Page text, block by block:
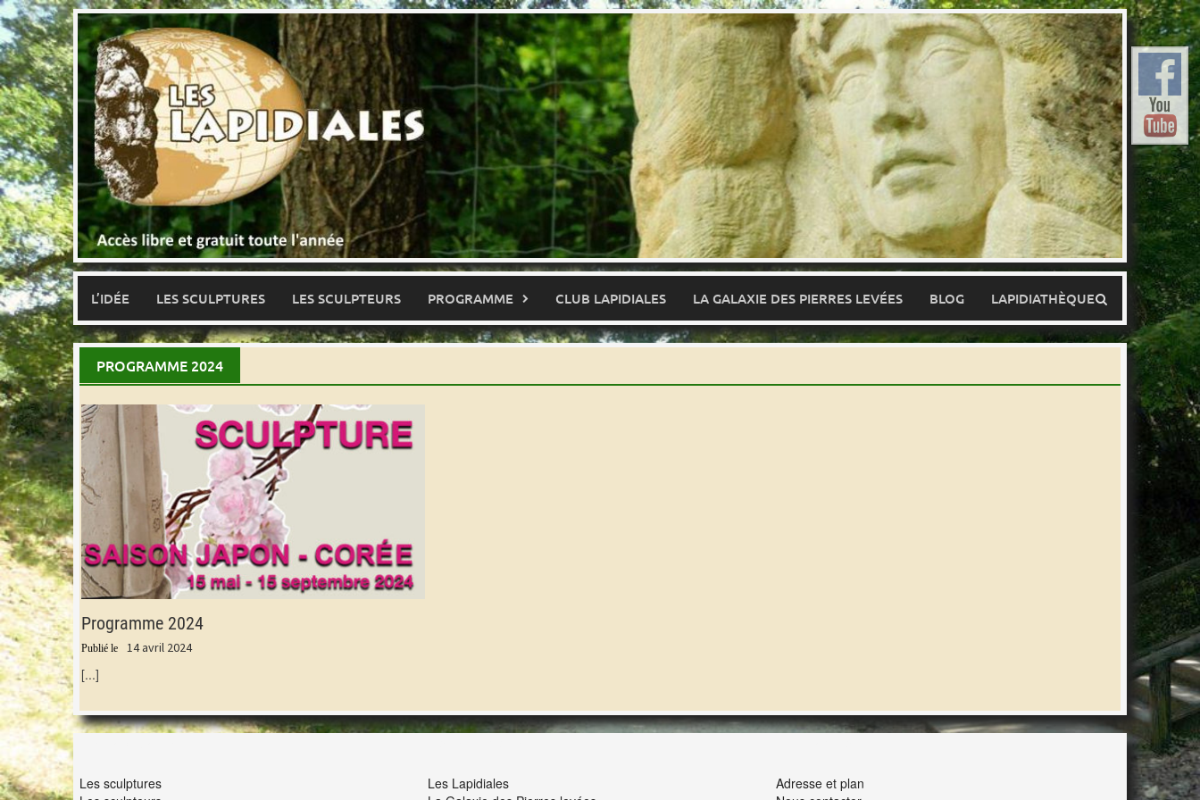
Skip
to
content
L’IDÉE LES SCULPTURES LES SCULPTEURS PROGRAMME CLUB LAPIDIALES LA GALAXIE DES PIERRES LEVÉES BLOG LAPIDIATHÈQUE
PROGRAMME 2024
Programme 2024
14 avril 2024
[...]
Les sculptures
Les Lapidiales
Adresse et plan